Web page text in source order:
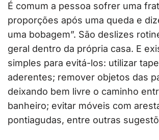
É comum a pessoa sofrer uma
proporções após uma queda e
uma bobagem”. São deslizes
geral dentro da própria casa. E
simples para evitá-los: utilizar
aderentes; remover objetos das
deixando bem livre o caminho
banheiro; evitar móveis com
pontiagudas, entre outras